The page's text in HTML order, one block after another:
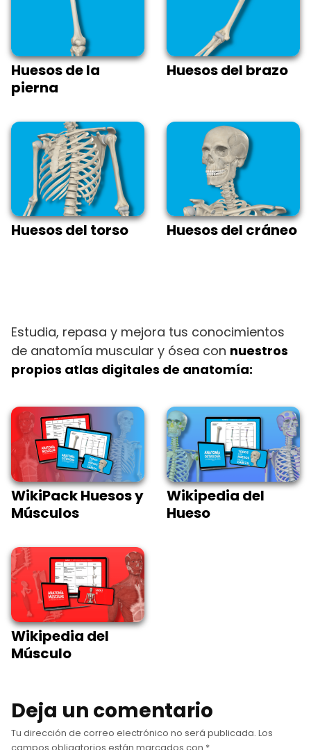
Huesos de la
pierna
Huesos del brazo
Huesos del torso Huesos del cráneo
Estudia, repasa y mejora tus conocimientos
de anatomía muscular y ósea con nuestros
propios atlas digitales de anatomía:
WikiPack Huesos y
Músculos
Wikipedia del
Hueso
Wikipedia del
Músculo
Deja un comentario
Tu dirección de correo electrónico no será publicada. Los